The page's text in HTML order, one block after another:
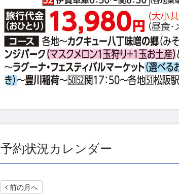
予約状況カレンダー
前の月へ